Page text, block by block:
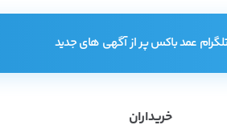
عمد باکس پر از آگهی های جدید
خریداران